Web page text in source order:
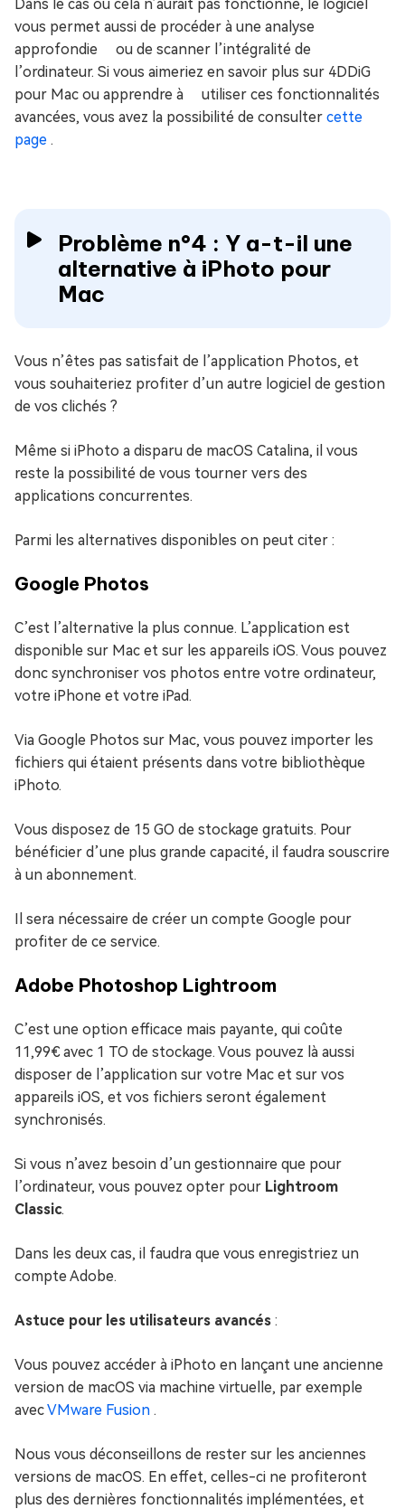
Dans le cas où cela n’aurait pas fonctionné, le logiciel
vous permet aussi de procéder à une analyse
approfondie ou de scanner l’intégralité de
l’ordinateur. Si vous aimeriez en savoir plus sur 4DDiG
pour Mac ou apprendre à utiliser ces fonctionnalités
avancées, vous avez la possibilité de consulter cette
page .
Problème n°4 : Y a-t-il une
alternative à iPhoto pour
Mac
Vous n’êtes pas satisfait de l’application Photos, et
vous souhaiteriez profiter d’un autre logiciel de gestion
de vos clichés ?
Même si iPhoto a disparu de macOS Catalina, il vous
reste la possibilité de vous tourner vers des
applications concurrentes.
Parmi les alternatives disponibles on peut citer :
Google Photos
C’est l’alternative la plus connue. L’application est
disponible sur Mac et sur les appareils iOS. Vous pouvez
donc synchroniser vos photos entre votre ordinateur,
votre iPhone et votre iPad.
Via Google Photos sur Mac, vous pouvez importer les
fichiers qui étaient présents dans votre bibliothèque
iPhoto.
Vous disposez de 15 GO de stockage gratuits. Pour
bénéficier d’une plus grande capacité, il faudra souscrire
à un abonnement.
Il sera nécessaire de créer un compte Google pour
profiter de ce service.
Adobe Photoshop Lightroom
C’est une option efficace mais payante, qui coûte
11,99€ avec 1 TO de stockage. Vous pouvez là aussi
disposer de l’application sur votre Mac et sur vos
appareils iOS, et vos fichiers seront également
synchronisés.
Si vous n’avez besoin d’un gestionnaire que pour
l’ordinateur, vous pouvez opter pour Lightroom
Classic.
Dans les deux cas, il faudra que vous enregistriez un
compte Adobe.
Astuce pour les utilisateurs avancés :
Vous pouvez accéder à iPhoto en lançant une ancienne
version de macOS via machine virtuelle, par exemple
avecVMware Fusion .
Nous vous déconseillons de rester sur les anciennes
versions de macOS. En effet, celles-ci ne profiteront
plus des dernières fonctionnalités implémentées, et